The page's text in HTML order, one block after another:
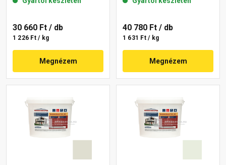
42-D 25 kg
30 660 Ft / db
1 226 Ft / kg
Megnézem
40 780 Ft / db
1 631 Ft / kg
Megnézem